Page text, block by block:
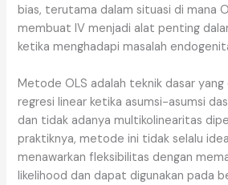
bias, terutama dalam situasi di mana
membuat IV menjadi alat penting
ketika menghadapi masalah
Metode OLS adalah teknik dasar
regresi linear ketika asumsi-asumsi
dan tidak adanya multikolinearitas
praktiknya, metode ini tidak selalu
menawarkan fleksibilitas dengan
likelihood dan dapat digunakan pada